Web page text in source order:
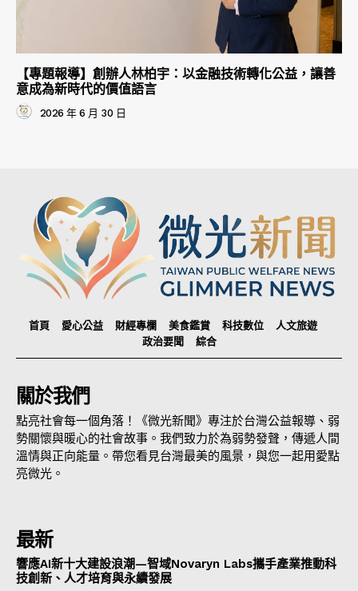
【專題報導】創辦人林柏宇：以金融技術轉化公益，讓善
意成為新時代的價值語言
2026 年 6 月 30 日
首頁 愛心公益 財經專欄 美食鑑賞 科技數位
人文旅遊
政治要聞
綜合
關於我們
點亮社會每一個角落！《微光新聞》專注於台灣公益報導、弱
勢關懷與暖心的社會故事。我們致力於為弱勢發聲，傳遞人間
溫情與正向能量。帶您看見台灣最美的風景，與您一起用愛點
亮微光。
最新
響應AI新十大建設浪潮—智域Novaryn Labs攜手產業推動科
技創新、人才培育與永續發展